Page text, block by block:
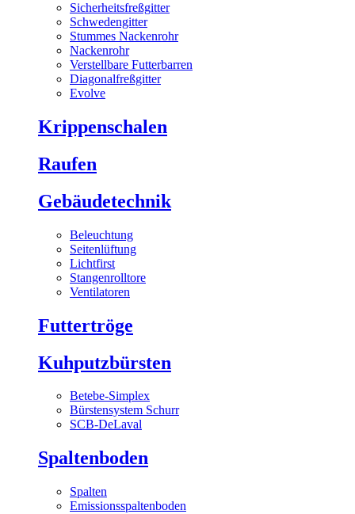
Sicherheitsfreßgitter
Schwedengitter
Stummes Nackenrohr
Nackenrohr
Verstellbare Futterbarren
Diagonalfreßgitter
Evolve
Krippenschalen
Raufen
Gebäudetechnik
Beleuchtung
Seitenlüftung
Lichtfirst
Stangenrolltore
Ventilatoren
Futtertröge
Kuhputzbürsten
Betebe-Simplex
Bürstensystem Schurr
SCB-DeLaval
Spaltenboden
Spalten
Emissionsspaltenboden